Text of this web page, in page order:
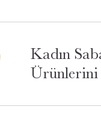
Kadın
Ürünlerini